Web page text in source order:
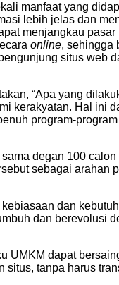
manfaat yang
lebih jelas dan
menjangkau
online, sehingga
situs web
“Apa yang
kerakyatan. Hal ini
program-
degan 100
sebagai arahan
dan
dan berevolusi
UMKM dapat
tanpa harus